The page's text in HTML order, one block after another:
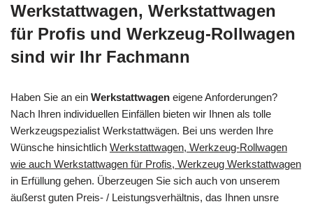
Werkstattwagen, Werkstattwagen
für Profis und Werkzeug-Rollwagen
sind wir Ihr Fachmann
Haben Sie an ein Werkstattwagen eigene Anforderungen?
Nach Ihren individuellen Einfällen bieten wir Ihnen als tolle
Werkzeugspezialist Werkstattwägen. Bei uns werden Ihre
Wünsche hinsichtlich Werkstattwagen, Werkzeug-Rollwagen
wie auch Werkstattwagen für Profis, Werkzeug Werkstattwagen
in Erfüllung gehen. Überzeugen Sie sich auch von unserem
äußerst guten Preis- / Leistungsverhältnis, das Ihnen unsre